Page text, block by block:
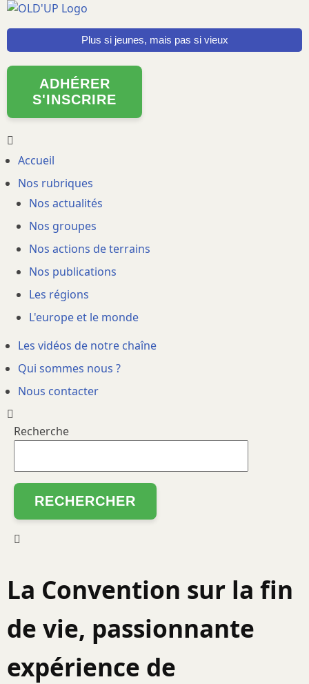
Aller
au
Plus si jeunes, mais pas si vieux
ADHÉRER
S'INSCRIRE
Main
navigation
Accueil
Nos rubriques
Nos actualités
Nos groupes
Nos actions de terrains
Nos publications
Les régions
L'europe et le monde
Les vidéos de notre chaîne
Qui sommes nous ?
Nous contacter
Recherche
La Convention sur la fin
de vie, passionnante
expérience de